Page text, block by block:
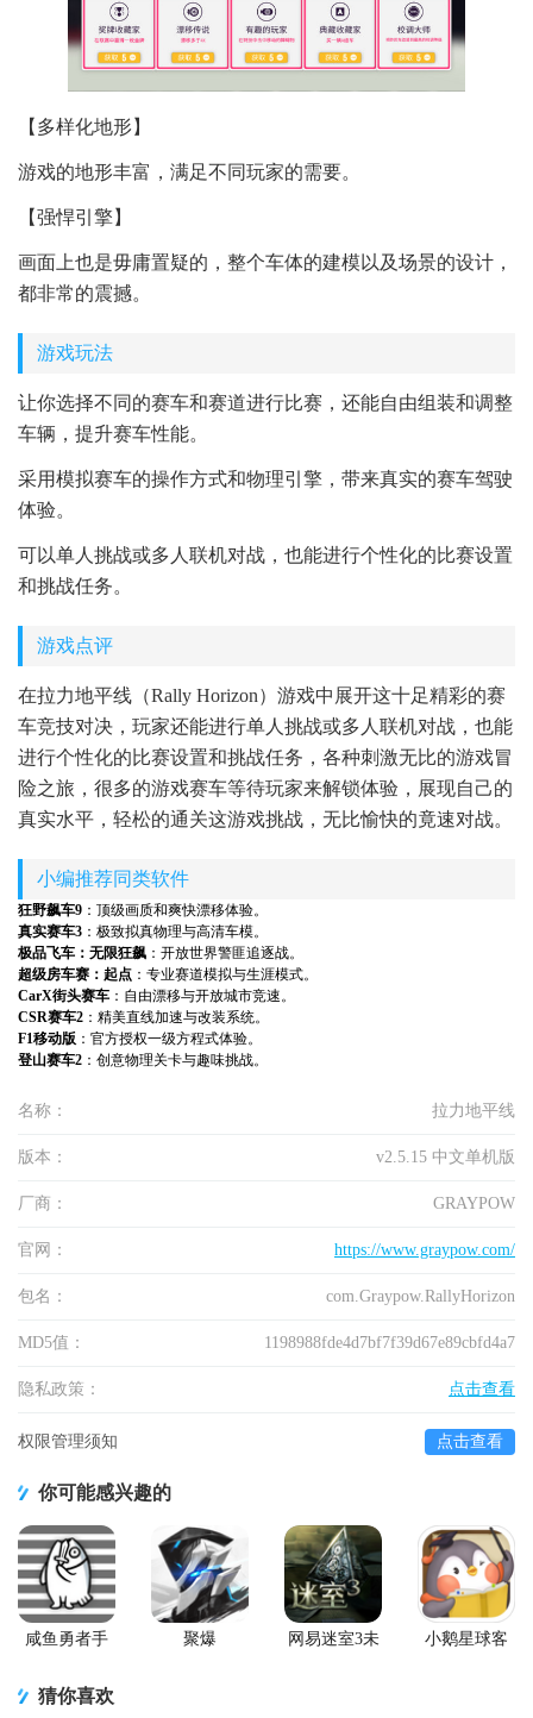
【多样化地形】
游戏的地形丰富，满足不同玩家的需要。
【强悍引擎】
画面上也是毋庸置疑的，整个车体的建模以及场景的设计，
都非常的震撼。
游戏玩法
让你选择不同的赛车和赛道进行比赛，还能自由组装和调整
车辆，提升赛车性能。
采用模拟赛车的操作方式和物理引擎，带来真实的赛车驾驶
体验。
可以单人挑战或多人联机对战，也能进行个性化的比赛设置
和挑战任务。
游戏点评
在拉力地平线（Rally Horizon）游戏中展开这十足精彩的赛
车竞技对决，玩家还能进行单人挑战或多人联机对战，也能
进行个性化的比赛设置和挑战任务，各种刺激无比的游戏冒
险之旅，很多的游戏赛车等待玩家来解锁体验，展现自己的
真实水平，轻松的通关这游戏挑战，无比愉快的竟速对战。
小编推荐同类软件
狂野飙车9 ：顶级画质和爽快漂移体验。
真实赛车3 ：极致拟真物理与高清车模。
极品飞车：无限狂飙 ：开放世界警匪追逐战。
超级房车赛：起点 ：专业赛道模拟与生涯模式。
CarX街头赛车 ：自由漂移与开放城市竞速。
CSR赛车2 ：精美直线加速与改装系统。
F1移动版 ：官方授权一级方程式体验。
登山赛车2 ：创意物理关卡与趣味挑战。
名称： 拉力地平线
版本： v2.5.15 中文单机版
厂商： GRAYPOW
官网： https://www.graypow.com/
包名： com.Graypow.RallyHorizon
MD5值： 1198988fde4d7bf7f39d67e89cbfd4a7
隐私政策： 点击查看
权限管理须知 点击查看
你可能感兴趣的
咸鱼勇者手
聚爆
网易迷室3未
小鹅星球客
猜你喜欢